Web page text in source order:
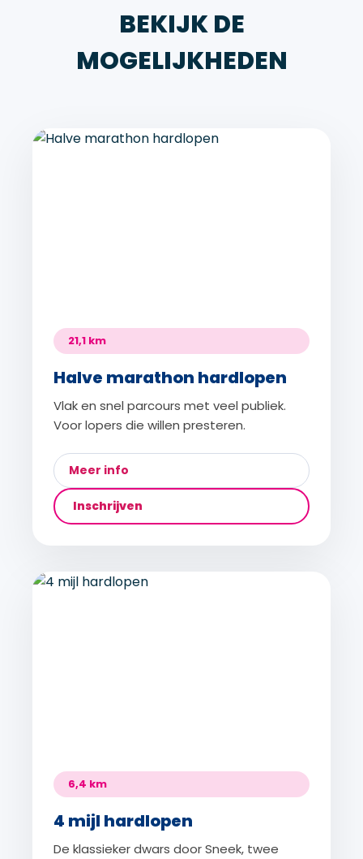
BEKIJK DE
MOGELIJKHEDEN
21,1 km
Halve marathon hardlopen
Vlak en snel parcours met veel publiek.
Voor lopers die willen presteren.
Meer info
Inschrijven
6,4 km
4 mijl hardlopen
De klassieker dwars door Sneek, twee